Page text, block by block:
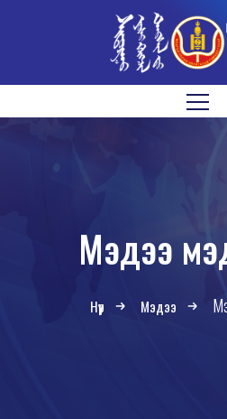
Мэдээ
Нүүр Мэдээ